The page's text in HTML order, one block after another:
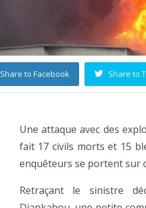
Share to Facebook Share to
Une attaque avec des
fait 17 civils morts et 15
enquêteurs se portent sur
Retraçant le sinistre